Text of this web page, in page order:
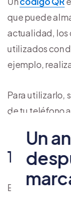
que puede
actualidad, los
utilizados con
ejemplo,
Para utilizarlo,
de tu teléfono
10.
Es una
Un